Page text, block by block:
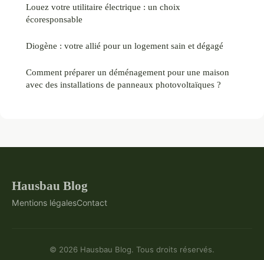
Louez votre utilitaire électrique : un choix
écoresponsable
Diogène : votre allié pour un logement sain et dégagé
Comment préparer un déménagement pour une maison
avec des installations de panneaux photovoltaïques ?
Hausbau Blog
Mentions légalesContact
© 2026 Hausbau Blog. Tous droits réservés.